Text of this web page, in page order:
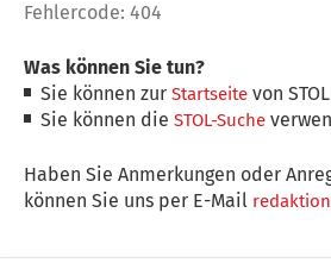
Fehlercode: 404
Was können Sie tun?
Sie können zurStartseite von
Sie können dieSTOL-Suche
Haben Sie Anmerkungen oder
können Sie uns per E-Mail